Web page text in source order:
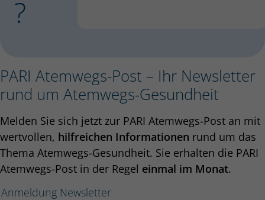
?
PARI Atemwegs-Post – Ihr Newsletter
rund um Atemwegs-Gesundheit
Melden Sie sich jetzt zur PARI Atemwegs-Post an mit
wertvollen, hilfreichen Informationen rund um das
Thema Atemwegs-Gesundheit. Sie erhalten die PARI
Atemwegs-Post in der Regel einmal im Monat.
Anmeldung Newsletter